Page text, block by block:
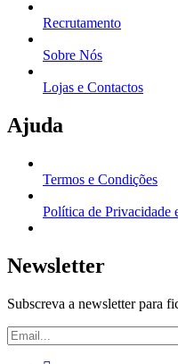
Recrutamento
Sobre Nós
Lojas e Contactos
Ajuda
Termos e Condições
Política de Privacidade
Newsletter
Subscreva a newsletter para